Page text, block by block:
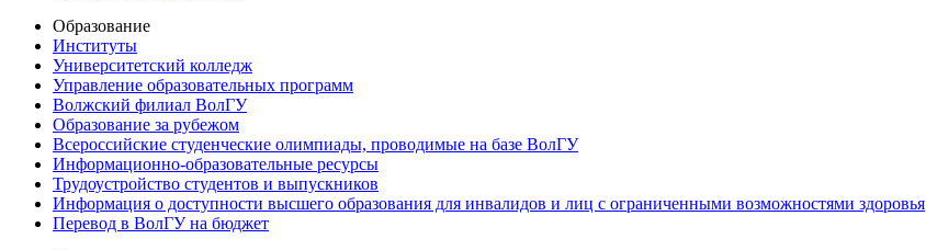
Образование
Институты
Университетский колледж
Управление образовательных программ
Волжский филиал ВолГУ
Образование за рубежом
Всероссийские студенческие олимпиады, проводимые на базе ВолГУ
Информационно-образовательные ресурсы
Трудоустройство студентов и выпускников
Информация о доступности высшего образования для инвалидов и лиц с ограниченными возможностями здоровья
Перевод в ВолГУ на бюджет